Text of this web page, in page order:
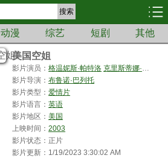
搜索
动漫 综艺 短剧 其他
美国空姐
影片演员：格温妮斯·帕特洛 克里斯蒂娜·艾伯盖特
影片导演：布鲁诺·巴列托
影片类型：爱情片
影片语言：英语
影片地区：美国
上映时间：2003
影片状态：正片
影片更新：1/19/2023 3:30:02 AM